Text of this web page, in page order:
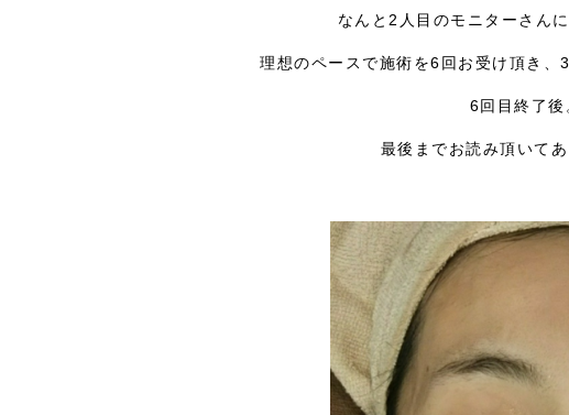
なんと2人目のモニターさん
理想のペースで施術を6回お受け頂き、
6回目終了
最後までお読み頂いて